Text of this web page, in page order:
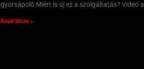
gyorsápoló Miért is új ez a szolgáltatás? Videó a
Read More »